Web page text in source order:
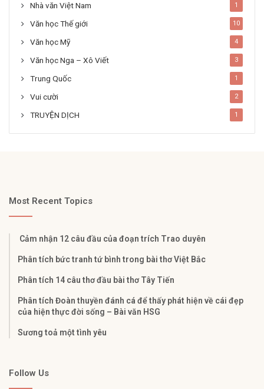
Nhà văn Việt Nam 1
Văn học Thế giới 10
Văn học Mỹ 4
Văn học Nga – Xô Viết 3
Trung Quốc 1
Vui cười 2
TRUYỆN DỊCH 1
Most Recent Topics
Cảm nhận 12 câu đầu của đoạn trích Trao duyên
Phân tích bức tranh tứ bình trong bài thơ Việt Bắc
Phân tích 14 câu thơ đầu bài thơ Tây Tiến
Phân tích Đoàn thuyền đánh cá để thấy phát hiện về cái đẹp
của hiện thực đời sống – Bài văn HSG
Sương toả một tình yêu
Follow Us